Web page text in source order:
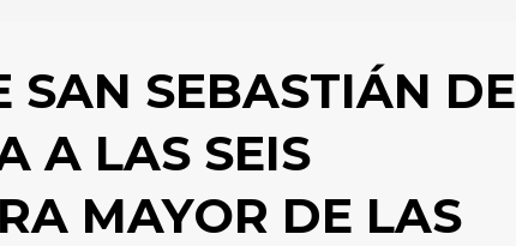
SAN SEBASTIÁN DE
A LAS SEIS
MAYOR DE LAS